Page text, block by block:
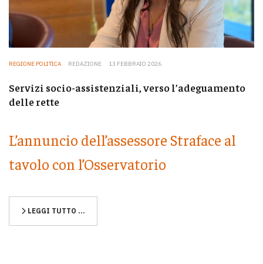
REGIONE POLITICA REDAZIONE 13 FEBBRAIO 2026
Servizi socio-assistenziali, verso l’adeguamento
delle rette
L’annuncio dell’assessore Straface al
tavolo con l’Osservatorio
LEGGI TUTTO …